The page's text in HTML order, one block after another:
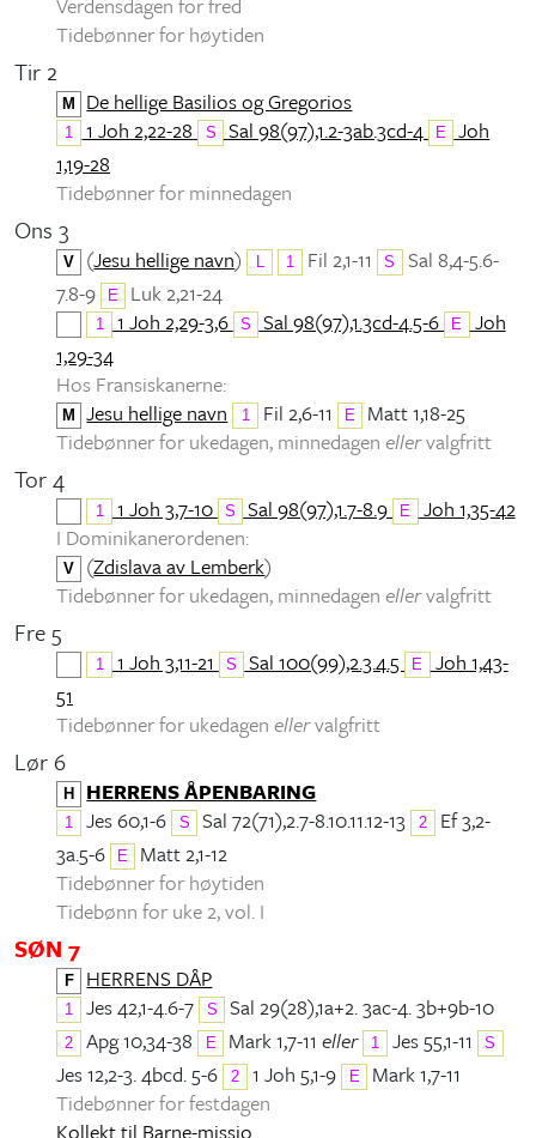
Tidebønner for høytiden
Tir 2
M De hellige Basilios og Gregorios
1 1 Joh 2,22-28 S Sal 98(97),1.2-3ab.3cd-4 E
Joh
1,19-28
Tidebønner for minnedagen
Ons 3
V (Jesu hellige navn) L 1 Fil 2,1-11 S Sal 8,4-5.6-
7.8-9
E Luk 2,21-24
1 1 Joh 2,29-3,6 S Sal 98(97),1.3cd-4.5-6 E Joh
1,29-34
Hos Fransiskanerne:
M Jesu hellige navn 1 Fil 2,6-11 E
Matt 1,18-25
Tidebønner for ukedagen, minnedagen ellervalgfritt
Tor 4
1 1 Joh 3,7-10 S Sal 98(97),1.7-8.9 E Joh 1,35-42
I Dominikanerordenen:
V (Zdislava av Lemberk)
Tidebønner for ukedagen, minnedagen ellervalgfritt
Fre 5
1 1 Joh 3,11-21 S Sal 100(99),2.3.4.5 E Joh 1,43-
51
Tidebønner for ukedagen ellervalgfritt
Lør 6
H HERRENS ÅPENBARING
1 Jes 60,1-6 S Sal 72(71),2.7-8.10.11.12-13 2
Ef 3,2-
3a.5-6
E
Matt 2,1-12
Tidebønner for høytiden
Tidebønn for uke 2, vol. I
SØN 7
F HERRENS DÅP
1 Jes 42,1-4.6-7 S Sal 29(28),1a+2. 3ac-4. 3b+9b-10
2 Apg 10,34-38 E Mark 1,7-11 eller 1 Jes 55,1-11 S
Jes 12,2-3. 4bcd. 5-6 2 1 Joh 5,1-9 E Mark 1,7-11
Tidebønner for festdagen
Kollekt til Barne-missio